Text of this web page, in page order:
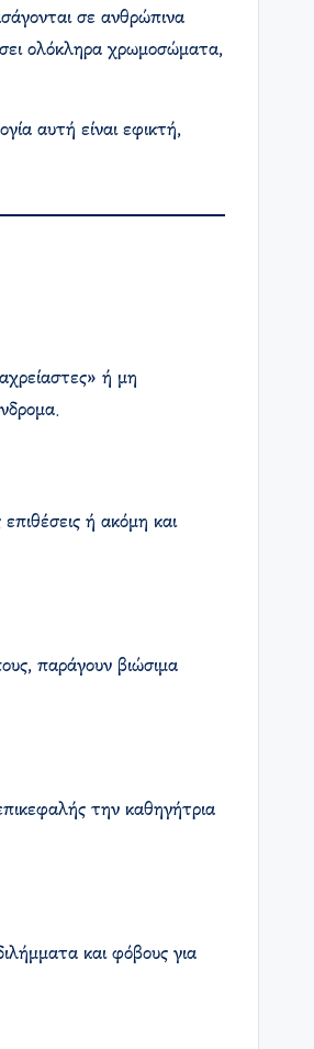
σε ανθρώπινα
ολόκληρα χρωμοσώματα,
αυτή είναι εφικτή,
ή μη
ή ακόμη και
παράγουν βιώσιμα
την καθηγήτρια
και φόβους για